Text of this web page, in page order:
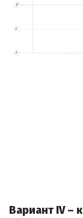
Вариант IV –